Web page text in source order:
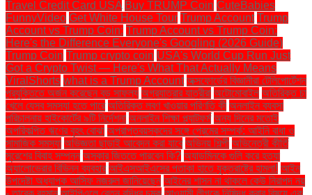
Travel Credit Card USA Buy TRUMP Coin CuteBabies
FunnyVideo Get White House Tour Trump Account Trump
Account vs Trump Coin: Trump Account vs Trump Coin:
Here's the Difference Everyone's Googling (2026 Guide)
Trump Coin Trump crypto coin USA's World Cup Run Just
Got a Crypto Twist — Here's What That Actually Means
ViralShorts what is a Trump Account অক্সফোর্ডের বিজ্ঞানীরা টেলিপোর্টেশন
প্রযুক্তিতে অর্জন করেছেন বড় সাফল্য অগ্রযাত্রার যাত্রীরা অটোমোবাইল অতিরিক্ত চা
খেলে যেসব সমস্যা হতে পারে অতিরিক্ত লবণ খাওয়ার পরিণতি কী অনলাইন ব্যবসা
পরিচালনায় হাইকোর্টের ৯টি নির্দেশনা অনলাইন শিক্ষা প্ল্যাটফর্ম অন্য দিনের মতোই
অপরিকল্পিত ঋণের বৃহৎ বোঝা অপ্রাপ্তবয়স্কদের সঙ্গে প্রেমের সম্পর্ক: আইনি বাধা ও
সামাজিক সমস্যা অভিজ্ঞতা ছাড়াই আবেদন করা যাবে অভিনয় শিল্পী অভিনেত্রী কীর্তি
সুরেশের বিবাহ সম্পন্ন অস্কার জিততে পারবেন কি? অ্যাডমিনকে গুলি করে হত্যা
অ্যালোভেরার বিভিন্ন ব্যবহার আইএসআইএসের পতাকা হাতে যুক্তরাষ্ট্রে হামলা! আইন
উপদেষ্টা অধ্যাপক আসিফ নজরুল জানিয়েছেন আইনের শাসন না থাকলে কেউ নিরাপদ নয়